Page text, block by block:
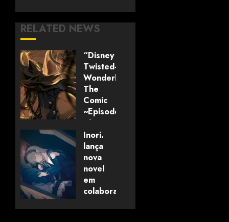
RELATED NEWS
“Disney
Twisted-
Wonderland:
The
Comic
~Episode
of
Savanaclaw~”
anunciado
pela
Universo
dos
Livros
Inori.
lança
nova
novel
em
colaboração
editora